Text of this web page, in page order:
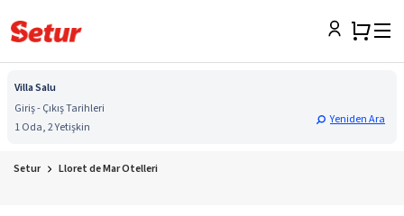
Villa Salu
Giriş - Çıkış Tarihleri
1 Oda, 2 Yetişkin
Yeniden Ara
Setur Lloret de Mar Otelleri